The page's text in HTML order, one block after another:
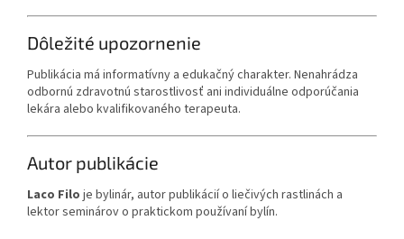
Dôležité upozornenie
Publikácia má informatívny a edukačný charakter. Nenahrádza
odbornú zdravotnú starostlivosť ani individuálne odporúčania
lekára alebo kvalifikovaného terapeuta.
Autor publikácie
Laco Filo je bylinár, autor publikácií o liečivých rastlinách a
lektor seminárov o praktickom používaní bylín.